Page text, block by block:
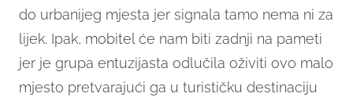
do urbanijeg mjesta jer signala tamo nema ni za
lijek. Ipak, mobitel će nam biti zadnji na pameti
jer je grupa entuzijasta odlučila oživiti ovo malo
mjesto pretvarajući ga u turističku destinaciju